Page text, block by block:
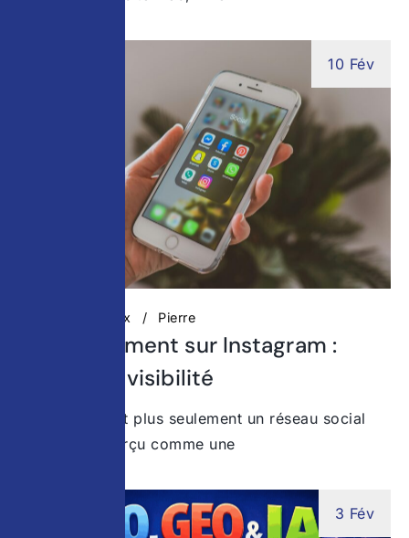
10 Fév
Réseaux Sociaux Pierre
Référencement sur Instagram :
gagner en visibilité
Instagram n’est plus seulement un réseau social
Longtemps perçu comme une
3 Fév